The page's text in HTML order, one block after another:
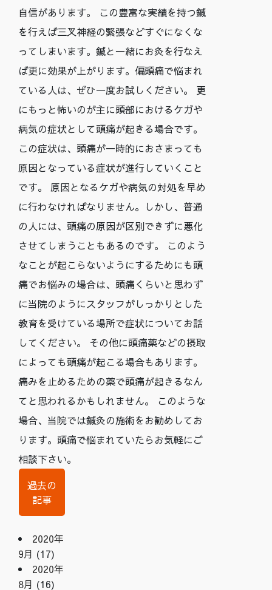
自信があります。 この豊富な実績を持つ鍼
を行えば三叉神経の緊張などすぐになくな
ってしまいます。鍼と一緒にお灸を行なえ
ば更に効果が上がります。偏頭痛で悩まれ
ている人は、ぜひ一度お試しください。 更
にもっと怖いのが主に頭部におけるケガや
病気の症状として頭痛が起きる場合です。
この症状は、頭痛が一時的におさまっても
原因となっている症状が進行していくこと
です。 原因となるケガや病気の対処を早め
に行わなければなりません。しかし、普通
の人には、頭痛の原因が区別できずに悪化
させてしまうこともあるのです。 このよう
なことが起こらないようにするためにも頭
痛でお悩みの場合は、頭痛くらいと思わず
に当院のようにスタッフがしっかりとした
教育を受けている場所で症状についてお話
してください。 その他に頭痛薬などの摂取
によっても頭痛が起こる場合もあります。
痛みを止めるための薬で頭痛が起きるなん
てと思われるかもしれません。 このような
場合、当院では鍼灸の施術をお勧めしてお
ります。頭痛で悩まれていたらお気軽にご
相談下さい。
過去の
記事
2020年
9月 (17)
2020年
8月 (16)